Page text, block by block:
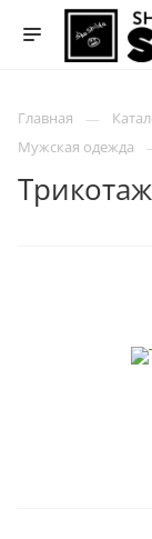
Главная
Мужская одежда